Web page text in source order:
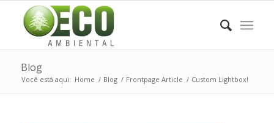
Blog
Você está aqui: Home / Blog / Frontpage Article / Custom Lightbox!